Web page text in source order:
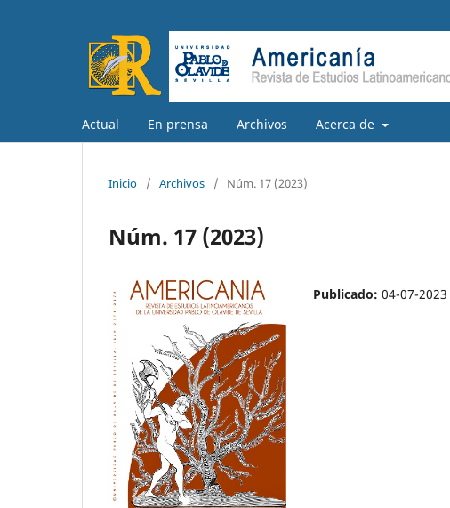
Actual En prensa Archivos Acerca de
Inicio / Archivos / Núm. 17 (2023)
Núm. 17 (2023)
Publicado: 04-07-2023